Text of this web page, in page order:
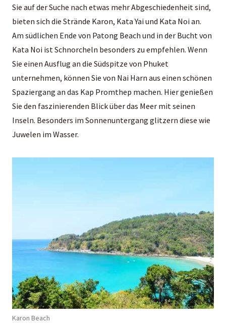
Sie auf der Suche nach etwas mehr Abgeschiedenheit sind,
bieten sich die Strände Karon, Kata Yai und Kata Noi an.
Am südlichen Ende von Patong Beach und in der Bucht von
Kata Noi ist Schnorcheln besonders zu empfehlen. Wenn
Sie einen Ausflug an die Südspitze von Phuket
unternehmen, können Sie von Nai Harn aus einen schönen
Spaziergang an das Kap Promthep machen. Hier genießen
Sie den faszinierenden Blick über das Meer mit seinen
Inseln. Besonders im Sonnenuntergang glitzern diese wie
Juwelen im Wasser.
Karon Beach